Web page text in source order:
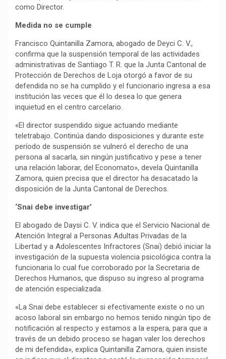
como Director.
Medida no se cumple
Francisco Quintanilla Zamora, abogado de Deyci C. V.,
confirma que la suspensión temporal de las actividades
administrativas de Santiago T. R. que la Junta Cantonal de
Protección de Derechos de Loja otorgó a favor de su
defendida no se ha cumplido y el funcionario ingresa a esa
institución las veces que él lo desea lo que genera
inquietud en el centro carcelario.
«El director suspendido sigue actuando mediante
teletrabajo. Continúa dando disposiciones y durante este
período de suspensión se vulneró el derecho de una
persona al sacarla, sin ningún justificativo y pese a tener
una relación laborar, del Economato», devela Quintanilla
Zamora, quien precisa que el director ha desacatado la
disposición de la Junta Cantonal de Derechos.
‘Snai debe investigar’
El abogado de Daysi C. V. indica que el Servicio Nacional de
Atención Integral a Personas Adultas Privadas de la
Libertad y a Adolescentes Infractores (Snai) debió iniciar la
investigación de la supuesta violencia psicológica contra la
funcionaria lo cual fue corroborado por la Secretaria de
Derechos Humanos, que dispuso su ingreso al programa
de atención especializada.
«La Snai debe establecer si efectivamente existe o no un
acoso laboral sin embargo no hemos tenido ningún tipo de
notificación al respecto y estamos a la espera, para que a
través de un debido proceso se hagan valer los derechos
de mi defendida», explica Quintanilla Zamora, quien insiste